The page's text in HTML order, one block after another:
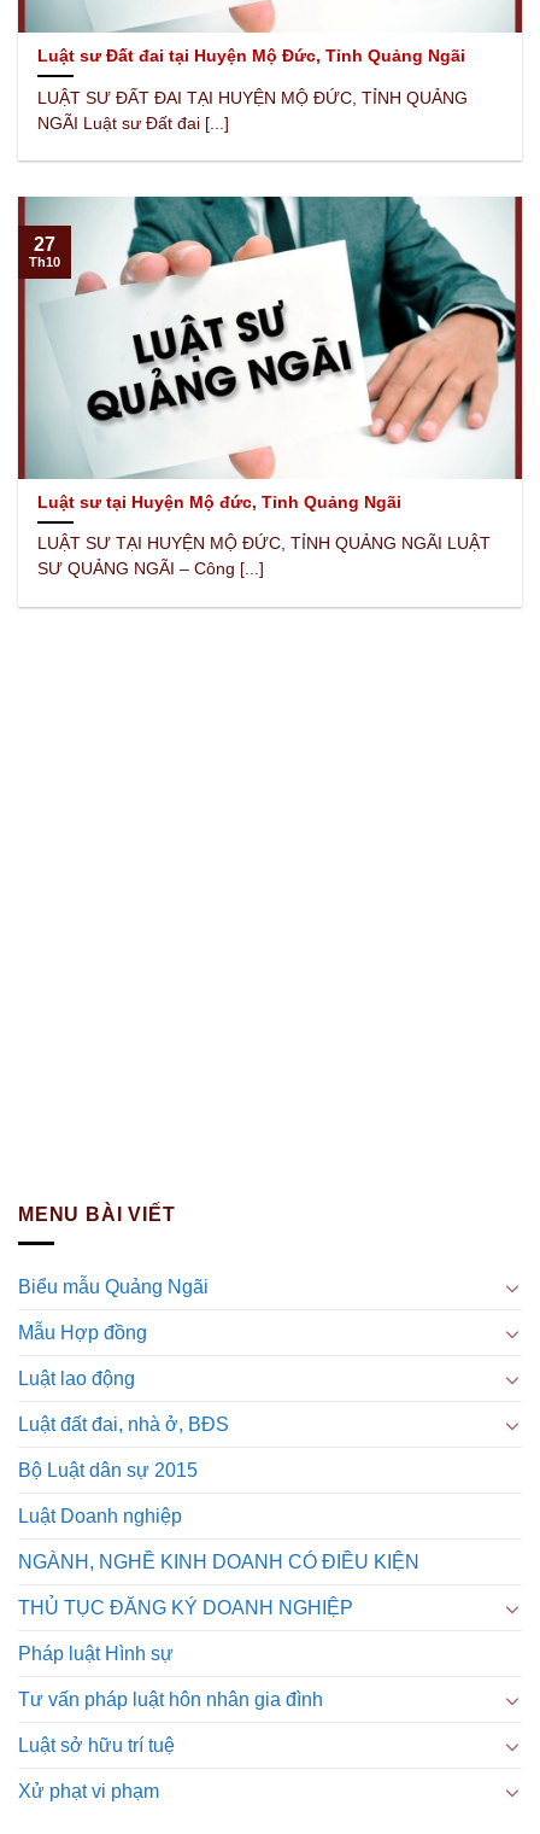
Luật sư Đất đai tại Huyện Mộ Đức, Tỉnh Quảng Ngãi
LUẬT SƯ ĐẤT ĐAI TẠI HUYỆN MỘ ĐỨC, TỈNH QUẢNG
NGÃI Luật sư Đất đai [...]
Luật sư tại Huyện Mộ đức, Tỉnh Quảng Ngãi
LUẬT SƯ TẠI HUYỆN MỘ ĐỨC, TỈNH QUẢNG NGÃI LUẬT
SƯ QUẢNG NGÃI – Công [...]
27
Th10
MENU BÀI VIẾT
Biểu mẫu Quảng Ngãi
Mẫu Hợp đồng
Luật lao động
Luật đất đai, nhà ở, BĐS
Bộ Luật dân sự 2015
Luật Doanh nghiệp
NGÀNH, NGHỀ KINH DOANH CÓ ĐIỀU KIỆN
THỦ TỤC ĐĂNG KÝ DOANH NGHIỆP
Pháp luật Hình sự
Tư vấn pháp luật hôn nhân gia đình
Luật sở hữu trí tuệ
Xử phạt vi phạm